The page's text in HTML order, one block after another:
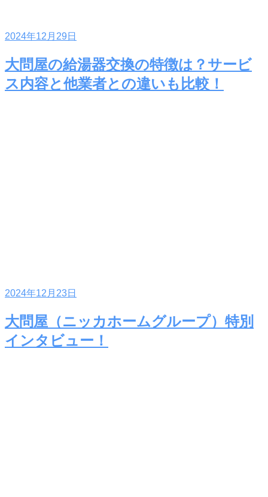
2024年12月29日
大問屋の給湯器交換の特徴は？サービ
ス内容と他業者との違いも比較！
2024年12月23日
大問屋（ニッカホームグループ）特別
インタビュー！